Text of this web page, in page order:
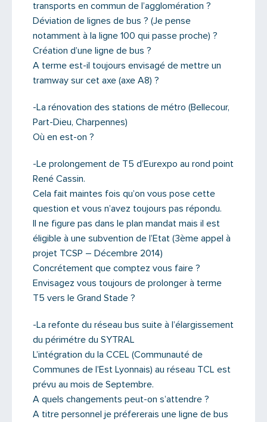
PARTAGER
transports en commun de l’agglomération ?
Déviation de lignes de bus ? (Je pense
notamment à la ligne 100 qui passe proche) ?
Création d’une ligne de bus ?
A terme est-il toujours envisagé de mettre un
tramway sur cet axe (axe A8) ?
-La rénovation des stations de métro (Bellecour,
Part-Dieu, Charpennes)
Où en est-on ?
-Le prolongement de T5 d’Eurexpo au rond point
René Cassin.
Cela fait maintes fois qu’on vous pose cette
question et vous n’avez toujours pas répondu.
Il ne figure pas dans le plan mandat mais il est
éligible à une subvention de l’Etat (3ème appel à
projet TCSP – Décembre 2014)
Concrétement que comptez vous faire ?
Envisagez vous toujours de prolonger à terme
T5 vers le Grand Stade ?
-La refonte du réseau bus suite à l’élargissement
du périmétre du SYTRAL
L’intégration du la CCEL (Communauté de
Communes de l’Est Lyonnais) au réseau TCL est
prévu au mois de Septembre.
A quels changements peut-on s’attendre ?
A titre personnel je préfererais une ligne de bus